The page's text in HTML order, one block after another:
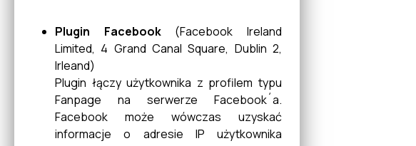
Plugin Facebook(Facebook Ireland
Limited, 4 Grand Canal Square, Dublin 2,
Irleand)
Plugin łączy użytkownika z profilem typu
Fanpage na serwerze Facebook´a.
Facebook może wówczas uzyskać
informacje o adresie IP użytkownika